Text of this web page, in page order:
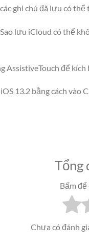
ghi chú đã lưu có
lưu iCloud có thể
AssistiveTouch để
13.2 bằng cách vào
Tổng
Bấm
Chưa có đánh